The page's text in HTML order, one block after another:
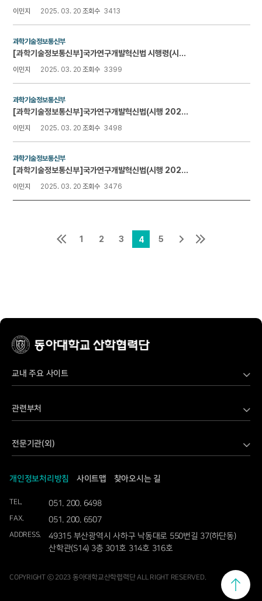
이민지 2025. 03. 20 조회수 3413
과학기술정보통신부
[과학기술정보통신부]국가연구개발혁신법 시행령(시행 2023.09.19.)
이민지 2025. 03. 20 조회수 3399
과학기술정보통신부
[과학기술정보통신부]국가연구개발혁신법(시행 2025.02.28.)
이민지 2025. 03. 20 조회수 3498
과학기술정보통신부
[과학기술정보통신부]국가연구개발혁신법(시행 2024.07.24.)
이민지 2025. 03. 20 조회수 3476
1 2 3 4 5
교내 주요 사이트
가습기살균제보건센터
고기능성밸브기술지원센터
동아대학교
디스플레이소자융합기술개발지원센터
관련부처
기획재정부
농촌진흥청
전문기관(외)
국립문화재연구소
국립재난안전연구원
국방기술품질원
국토교통과학기술진흥원
범부처전주기의료기기연구개발사업단
개인정보처리방침 사이트맵 찾아오시는 길
TEL. 051. 200. 6498
FAX. 051. 200. 6507
ADDRESS.
49315 부산광역시 사하구 낙동대로 550번길 37(하단동)
산학관(S14) 3층 301호 314호 316호
COPYRIGHT ⓒ 2023 동아대학교산학렵력단 ALL RIGHT RESERVED.